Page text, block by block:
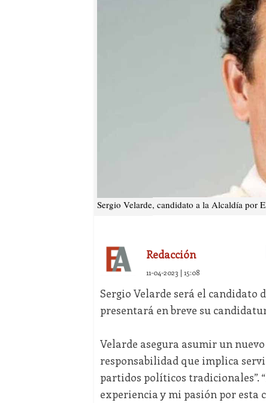
Sergio Velarde, candidato a la Alcaldía por
Redacción
11-04-2023 | 15:08
Sergio Velarde será el candidato
presentará en breve su
Velarde asegura asumir un
responsabilidad que implica
partidos políticos tradicionales”.
experiencia y mi pasión por esta